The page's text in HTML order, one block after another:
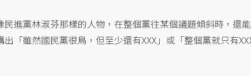
進黨林淑芬那樣的人物，在整個黨往某個議題傾斜時，還能
「雖然國民黨很鳥，但至少還有XXX」或「整個黨就只有